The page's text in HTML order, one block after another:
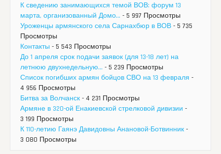
К сведению занимающихся темой ВОВ: форум 13
марта, организованный Домо... - 5 997 Просмотры
Уроженцы армянского села Сарнахбюр в ВОВ - 5 735
Просмотры
Контакты - 5 543 Просмотры
До 1 апреля срок подачи заявок (для 13-18 лет) на
летнюю двухнедельную... - 5 239 Просмотры
Список погибших армян бойцов СВО на 13 февраля -
4 956 Просмотры
Битва за Волчанск - 4 231 Просмотры
Армяне в 320-ой Енакиевской стрелковой дивизии -
3 199 Просмотры
К 110-летию Гаянэ Давидовны Анановой-Ботвинник -
3 080 Просмотры